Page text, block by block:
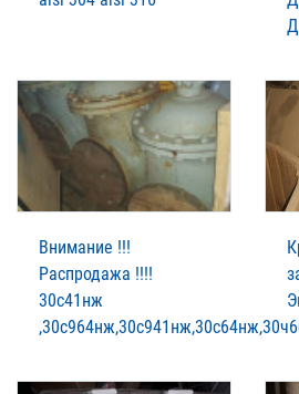
Внимание !!!
Распродажа !!!!
30с41нж